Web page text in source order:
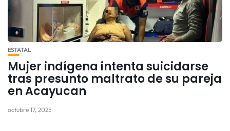
ESTATAL
Mujer indígena intenta suicidarse
tras presunto maltrato de su pareja
en Acayucan
octubre 17, 2025